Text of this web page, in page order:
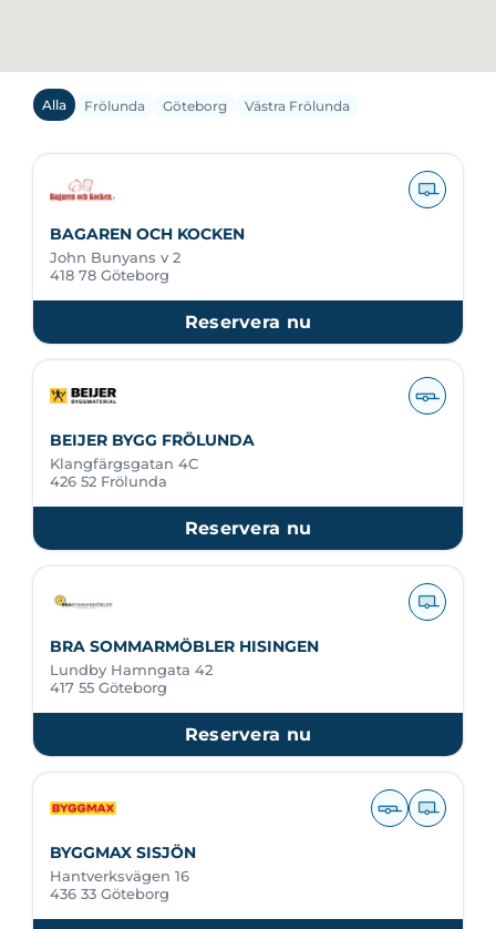
Alla Frölunda Göteborg Västra Frölunda
BAGAREN OCH KOCKEN
John Bunyans v 2
418 78 Göteborg
Reservera nu
BEIJER BYGG FRÖLUNDA
Klangfärgsgatan 4C
426 52 Frölunda
Reservera nu
BRA SOMMARMÖBLER HISINGEN
Lundby Hamngata 42
417 55 Göteborg
Reservera nu
BYGGMAX SISJÖN
Hantverksvägen 16
436 33 Göteborg